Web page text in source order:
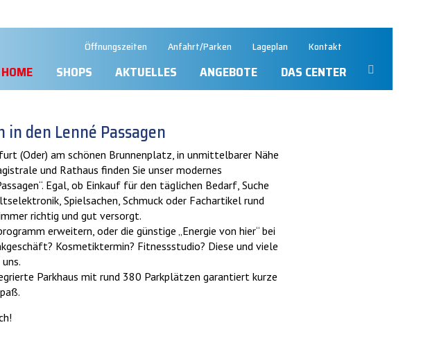
Öffnungszeiten Anfahrt/Parken Lageplan Kontakt
HOME SHOPS AKTUELLES ANGEBOTE DAS CENTER
den Lenné Passagen
(Oder) am schönen Brunnenplatz, in unmittelbarer Nähe
und Rathaus finden Sie unser modernes
Egal, ob Einkauf für den täglichen Bedarf, Suche
Spielsachen, Schmuck oder Fachartikel rund
richtig und gut versorgt.
erweitern, oder die günstige „Energie von hier“ bei
Kosmetiktermin? Fitnessstudio? Diese und viele
Parkhaus mit rund 380 Parkplätzen garantiert kurze